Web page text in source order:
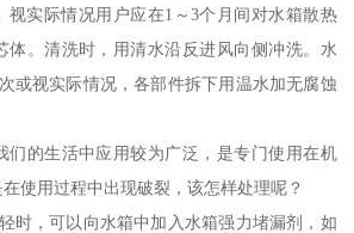
视实际情况用户应在1～3个月间对水箱散热
体。清洗时，用清水沿反进风向侧冲洗。水
或视实际情况，各部件拆下用温水加无腐蚀
们的生活中应用较为广泛，是专门使用在机
使用过程中出现破裂，该怎样处理呢？
时，可以向水箱中加入水箱强力堵漏剂，如